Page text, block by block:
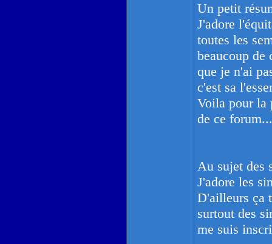
Un petit
J'adore
toutes les
beaucoup de
que je n'ai
c'est sa
Voila pour la
de ce forum...
Au sujet des
J'adore les
D'ailleurs ça
surtout des
me suis